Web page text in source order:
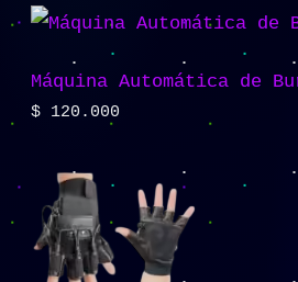
Máquina Automática de
$ 120.000